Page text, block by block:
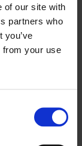
of our site with
partners who
you’ve
from your use